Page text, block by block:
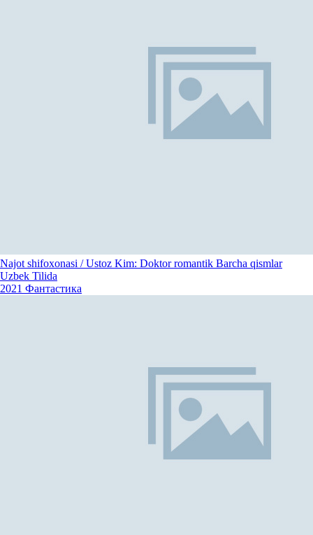
Najot shifoxonasi / Ustoz Kim: Doktor romantik Barcha qismlar
Uzbek Tilida
2021 Фантастика